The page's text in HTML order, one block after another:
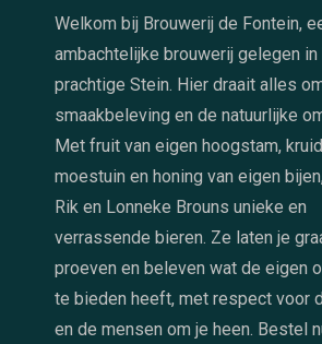
Welkom bij Brouwerij de Fontein,
ambachtelijke brouwerij gelegen in
prachtige Stein. Hier draait alles
smaakbeleving en de natuurlijke
Met fruit van eigen hoogstam,
moestuin en honing van eigen
Rik en Lonneke Brouns unieke en
verrassende bieren. Ze laten je
proeven en beleven wat de eigen
te bieden heeft, met respect voor
en de mensen om je heen. Bestel